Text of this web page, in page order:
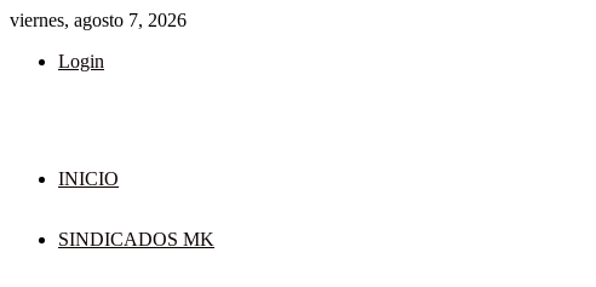
viernes, agosto 7, 2026
Login
INICIO
SINDICADOS MK